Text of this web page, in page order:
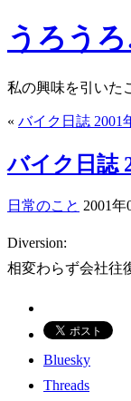
うろう
私の興味を引いた
« バイク日誌 2001
バイク日誌
日常のこと 2001年
Diversion:
相変わらず会社往
Bluesky
Threads